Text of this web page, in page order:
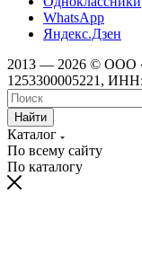
WhatsApp
Яндекс.Дзен
2013 — 2026 ©
1253300005221,
Найти
Каталог
По всему сайту
По каталогу